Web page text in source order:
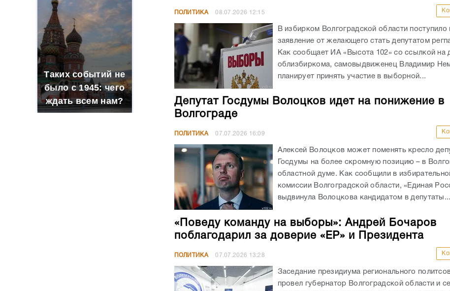
Таких событий не
было с 1945: чего
ждать всем нам?
ПОЛИТИКА 08.07.2026 12:15
В избирком Волгоградской области поступило
заявление от желающего стать депутатом
Как сообщает ИА «Высота 102» со ссылкой на
облизбиркома, самовыдвиженец Владимир
планирует принять участие в выборной...
Депутат Госдумы Волоцков идет на понижение в
Волгограде
ПОЛИТИКА 07.07.2026 16:09
Алексей Волоцков может поменять кресло
Госдумы на более скромную позицию – в
областной думе. Как сообщили в
комиссии Волгоградской области, «Единая
выдвинула Волоцкова кандидатом в депутаты...
«Поведу команду на выборы»: Андрей Бочаров
поблагодарил за доверие «ЕР» и Президента
ПОЛИТИКА 07.07.2026 13:28
Заседание президиума регионального
провел губернатор Волгоградской области и